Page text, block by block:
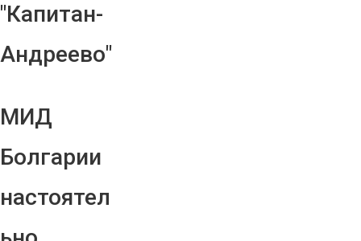
"Капитан-
Андреево"
МИД
Болгарии
настоятел